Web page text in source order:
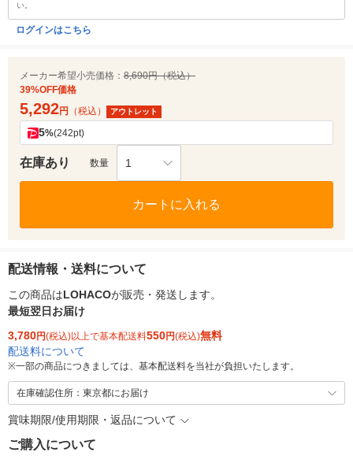
い。
ログインはこちら
メーカー希望小売価格： 8,690円（税込）
39%OFF価格
5,292円 （税込） アウトレット
5%(242pt)
在庫あり 数量 1
カートに入れる
配送情報・送料について
この商品はLOHACOが販売・発送します。
最短翌日お届け
3,780円(税込)以上で基本配送料550円(税込)無料
配送料について
※一部の商品につきましては、基本配送料を当社が負担いたします。
在庫確認住所：東京都にお届け
賞味期限/使用期限・返品について
ご購入について